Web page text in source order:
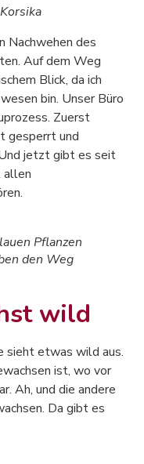
Nachwehen des
Auf dem Weg
Blick, da ich
bin. Unser Büro
Zuerst
gesperrt und
jetzt gibt es seit
allen
Pflanzen
den Weg
wild
sieht etwas wild aus.
ist, wo vor
Ah, und die andere
Da gibt es